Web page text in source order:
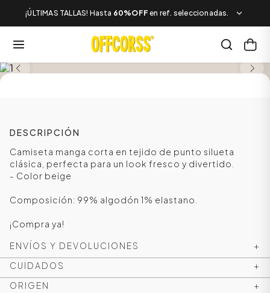
¡ÚLTIMAS TALLAS! Hasta 60%OFF en ref. seleccionadas.
DESCRIPCIÓN
Camiseta manga corta en tejido de punto silueta
clásica, perfecta para un look fresco y divertido.
- Color beige
Composición: 99% algodón 1% elastano.
¡Compra ya!
ENVÍOS Y DEVOLUCIONES
+
CUIDADOS
+
ORIGEN
+